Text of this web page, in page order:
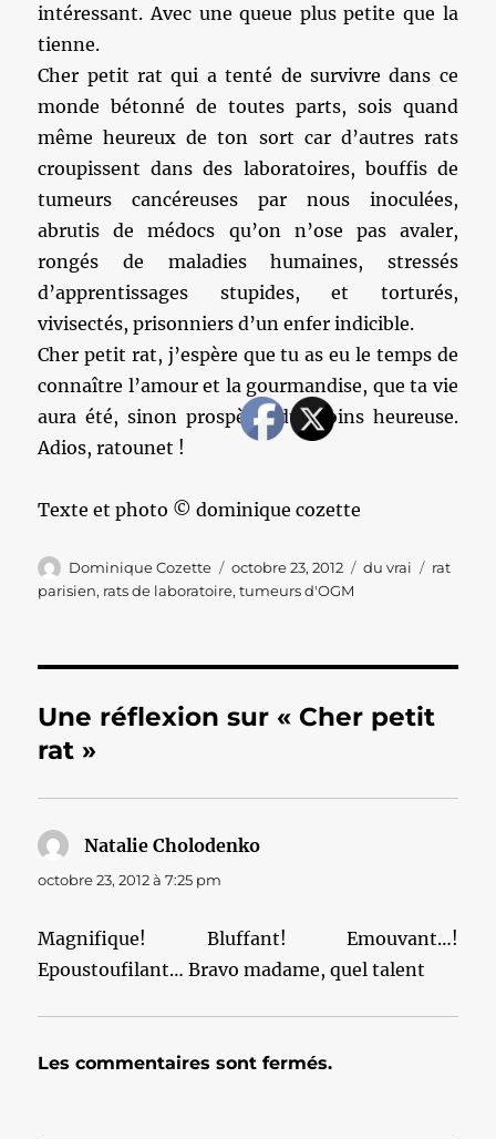
intéressant. Avec une queue plus petite que la
tienne.
Cher petit rat qui a tenté de survivre dans ce
monde bétonné de toutes parts, sois quand
même heureux de ton sort car d’autres rats
croupissent dans des laboratoires, bouffis de
tumeurs cancéreuses par nous inoculées,
abrutis de médocs qu’on n’ose pas avaler,
rongés de maladies humaines, stressés
d’apprentissages stupides, et torturés,
vivisectés, prisonniers d’un enfer indicible.
Cher petit rat, j’espère que tu as eu le temps de
connaître l’amour et la gourmandise, que ta vie
aura été, sinon prospère, du moins heureuse.
Adios, ratounet !
Texte et photo © dominique cozette
Auteur
Dominique Cozette
Publié
le
octobre 23, 2012 Catégories
du vrai
rat
parisien, rats de laboratoire,tumeurs d'OGM
Une réflexion sur « Cher petit
rat »
Natalie Cholodenko
octobre 23, 2012 à 7:25 pm
Magnifique! Bluffant! Emouvant…!
Epoustoufilant… Bravo madame, quel talent
Les commentaires sont fermés.